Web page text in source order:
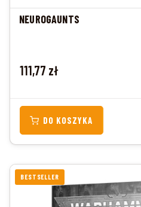
NEUROGAUNTS
Cena
111,77 zł
DO KOSZYKA
BESTSELLER